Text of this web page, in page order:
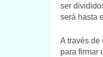
ser
será hasta
A través de
para firmar